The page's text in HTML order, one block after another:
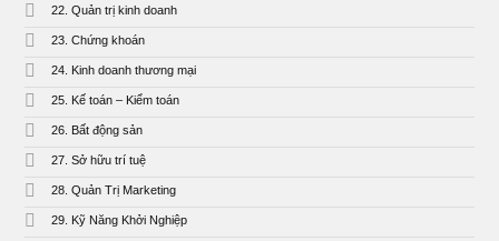
22. Quản trị kinh doanh
23. Chứng khoán
24. Kinh doanh thương mại
25. Kế toán – Kiểm toán
26. Bất động sản
27. Sở hữu trí tuệ
28. Quản Trị Marketing
29. Kỹ Năng Khởi Nghiệp